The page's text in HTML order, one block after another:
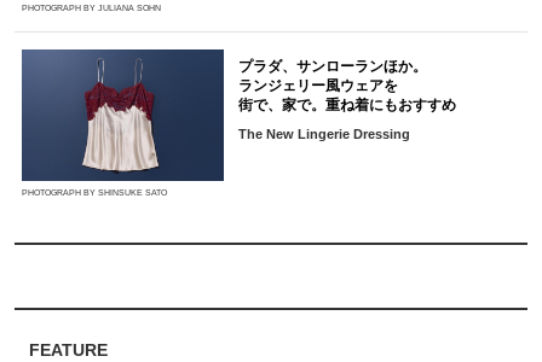
FEATURE
PHOTOGRAPH BY JULIANA SOHN
PHOTOGRAPH BY SHINSUKE SATO
プラダ、サンローランほか。
ランジェリー風ウェアを
街で、家で。重ね着にもおすすめ
The New Lingerie Dressing